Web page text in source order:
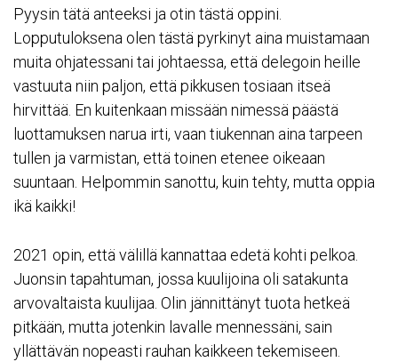
Pyysin tätä anteeksi ja otin tästä oppini.
Lopputuloksena olen tästä pyrkinyt aina muistamaan
muita ohjatessani tai johtaessa, että delegoin heille
vastuuta niin paljon, että pikkusen tosiaan itseä
hirvittää. En kuitenkaan missään nimessä päästä
luottamuksen narua irti, vaan tiukennan aina tarpeen
tullen ja varmistan, että toinen etenee oikeaan
suuntaan. Helpommin sanottu, kuin tehty, mutta oppia
ikä kaikki!
2021 opin, että välillä kannattaa edetä kohti pelkoa.
Juonsin tapahtuman, jossa kuulijoina oli satakunta
arvovaltaista kuulijaa. Olin jännittänyt tuota hetkeä
pitkään, mutta jotenkin lavalle mennessäni, sain
yllättävän nopeasti rauhan kaikkeen tekemiseen.